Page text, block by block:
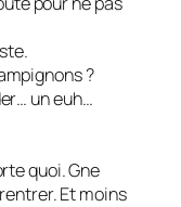
?
un euh…
quoi. Gne
Et moins